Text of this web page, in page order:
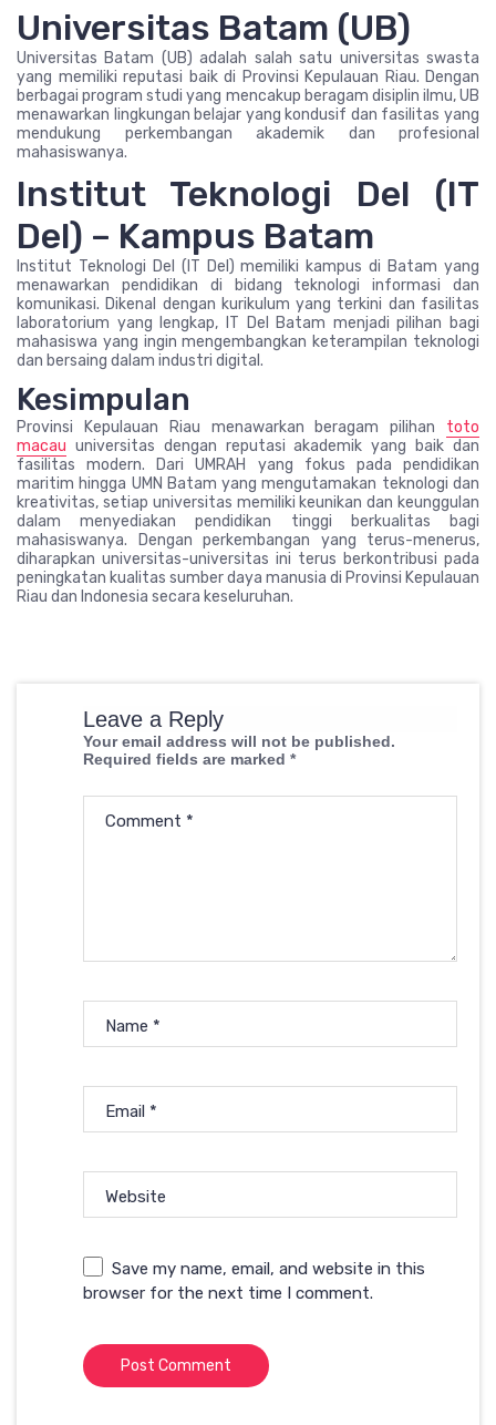
Universitas Batam (UB)
Universitas Batam (UB) adalah salah satu universitas swasta
yang memiliki reputasi baik di Provinsi Kepulauan Riau. Dengan
berbagai program studi yang mencakup beragam disiplin ilmu, UB
menawarkan lingkungan belajar yang kondusif dan fasilitas yang
mendukung perkembangan akademik dan profesional
mahasiswanya.
Institut Teknologi Del (IT
Del) – Kampus Batam
Institut Teknologi Del (IT Del) memiliki kampus di Batam yang
menawarkan pendidikan di bidang teknologi informasi dan
komunikasi. Dikenal dengan kurikulum yang terkini dan fasilitas
laboratorium yang lengkap, IT Del Batam menjadi pilihan bagi
mahasiswa yang ingin mengembangkan keterampilan teknologi
dan bersaing dalam industri digital.
Kesimpulan
Provinsi Kepulauan Riau menawarkan beragam pilihan toto
macau universitas dengan reputasi akademik yang baik dan
fasilitas modern. Dari UMRAH yang fokus pada pendidikan
maritim hingga UMN Batam yang mengutamakan teknologi dan
kreativitas, setiap universitas memiliki keunikan dan keunggulan
dalam menyediakan pendidikan tinggi berkualitas bagi
mahasiswanya. Dengan perkembangan yang terus-menerus,
diharapkan universitas-universitas ini terus berkontribusi pada
peningkatan kualitas sumber daya manusia di Provinsi Kepulauan
Riau dan Indonesia secara keseluruhan.
Leave a Reply
Your email address will not be published.
Required fields are marked *
Comment *
Name *
Email *
Website
Save my name, email, and website in this
browser for the next time I comment.